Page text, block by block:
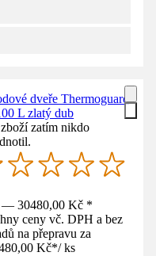
dveře Thermoguard
L zlatý dub
zatím nikdo
— 30480,00 Kč *
ceny vč. DPH a bez
na přepravu za
Kč*/ ks